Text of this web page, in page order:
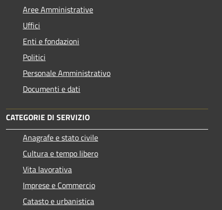
Aree Amministrative
Uffici
Enti e fondazioni
Politici
Personale Amministrativo
Documenti e dati
CATEGORIE DI SERVIZIO
Anagrafe e stato civile
Cultura e tempo libero
Vita lavorativa
Imprese e Commercio
Catasto e urbanistica